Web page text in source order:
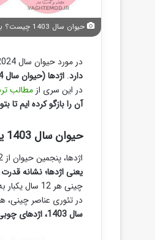
حیوان سال 1403 چیست؟ با حیوان سال 2024 و ویژگی های آن آشنا شوید
در مورد حیوان سال 2024 و ویژگی ها و خصوصیات آن، چه می‌دانید؟
دارد. اژدها (حیوان سال 2024) این موجود فرا طبیعی نماد قدرت، اشراف، افتخار، شانس و موفقیت می‌باشد
در این سری از مطالب
آن را بازگو کرده ایم
حیوان سال 1403 یا 2024 چیست؟
اژدها، پنجمین حیوان از 12 حیوان زودیاک چین است و سال 1403 به عنوان حیوان اژدهای چوبی شناخته می‌شود.
یعنی اژدها؛ نشانه قدرت و انرژی
چینی هر 12 سال یکبار به صورت چرخه ای می‌آیند.
در تئوری عناصر چینی،
سال 1403، اژدهای چوبی است که هر 60 سال یکبار می‌آید